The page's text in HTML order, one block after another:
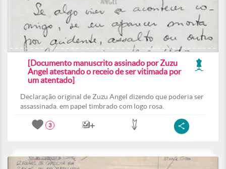
[Documento manuscrito assinado por Zuzu
Angel atestando o receio de ser vitimada por
um atentado]
Declaração original de Zuzu Angel dizendo que poderia ser
assassinada. em papel timbrado com logo rosa.
3